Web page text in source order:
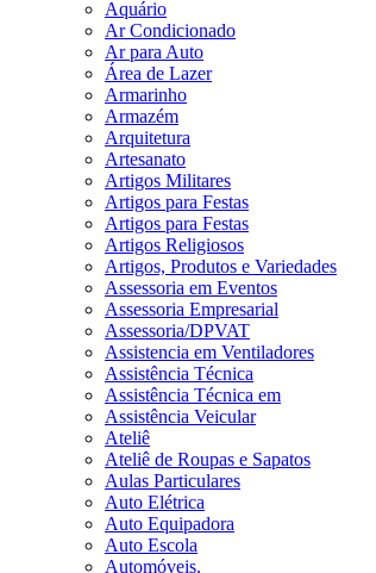
Aquário
Ar Condicionado
Ar para Auto
Área de Lazer
Armarinho
Armazém
Arquitetura
Artesanato
Artigos Militares
Artigos para Festas
Artigos para Festas
Artigos Religiosos
Artigos, Produtos e Variedades
Assessoria em Eventos
Assessoria Empresarial
Assessoria/DPVAT
Assistencia em Ventiladores
Assistência Técnica
Assistência Técnica em
Assistência Veicular
Ateliê
Ateliê de Roupas e Sapatos
Aulas Particulares
Auto Elétrica
Auto Equipadora
Auto Escola
Automóveis.